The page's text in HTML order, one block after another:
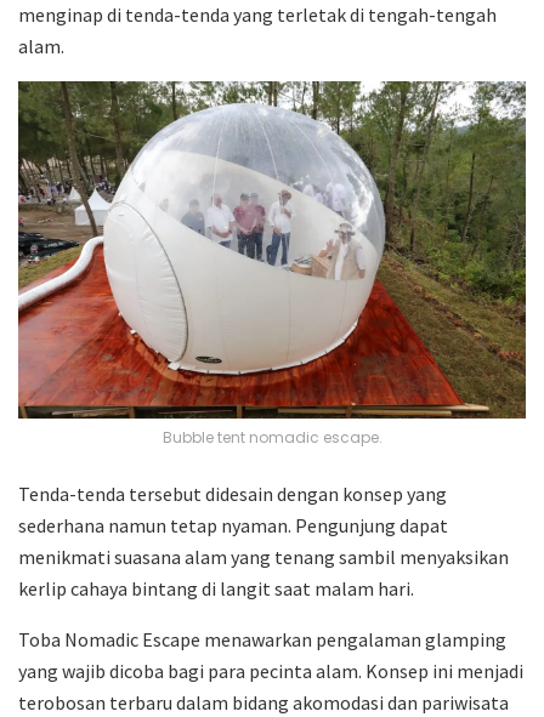
menginap di tenda-tenda yang terletak di tengah-tengah
alam.
Bubble tent nomadic escape.
Tenda-tenda tersebut didesain dengan konsep yang
sederhana namun tetap nyaman. Pengunjung dapat
menikmati suasana alam yang tenang sambil menyaksikan
kerlip cahaya bintang di langit saat malam hari.
Toba Nomadic Escape menawarkan pengalaman glamping
yang wajib dicoba bagi para pecinta alam. Konsep ini menjadi
terobosan terbaru dalam bidang akomodasi dan pariwisata